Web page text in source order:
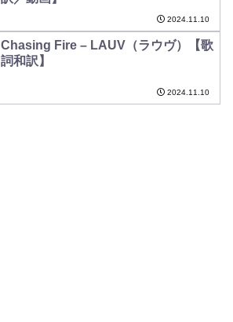
2024.11.10
Chasing Fire – LAUV（ラウヴ）【歌
詞和訳】
2024.11.10